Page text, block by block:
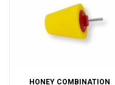
HONEY COMBINATION